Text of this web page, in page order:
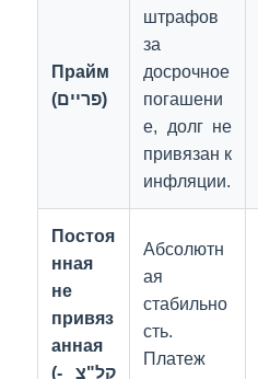
Прайм
(פריים)
штрафов
за
досрочное
погашени
е, долг не
привязан к
инфляции.
Постоя
нная
не
привяз
анная
(קל"צ -
Абсолютн
ая
стабильно
сть.
Платеж